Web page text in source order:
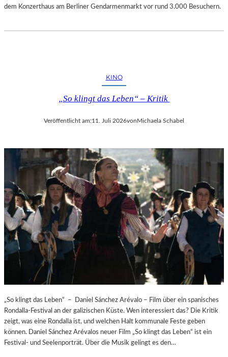
dem Konzerthaus am Berliner Gendarmenmarkt vor rund 3.000 Besuchern.
KINO
„So klingt das Leben“ – Kritik
Veröffentlicht am:11. Juli 2026vonMichaela Schabel
„So klingt das Leben“ – Daniel Sánchez Arévalo – Film über ein spanisches
Rondalla-Festival an der galizischen Küste. Wen interessiert das? Die Kritik
zeigt, was eine Rondalla ist, und welchen Halt kommunale Feste geben
können. Daniel Sánchez Arévalos neuer Film „So klingt das Leben“ ist ein
Festival- und Seelenporträt. Über die Musik gelingt es den…